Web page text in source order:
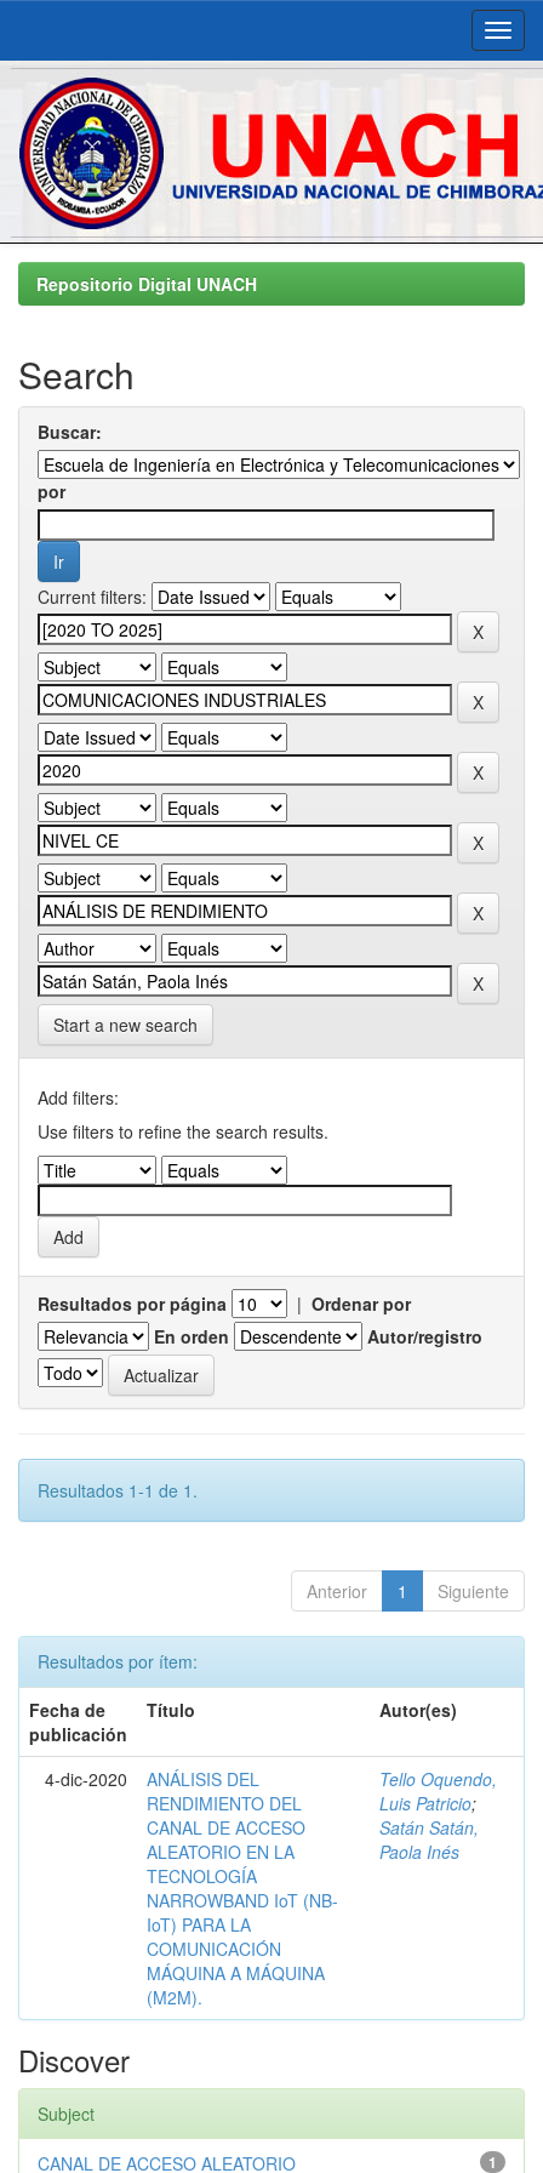
Skip
navigationRepositorio Digital UNACH
Search
Buscar:
por
Current filters:
Start a new search
Add filters:
Use filters to refine the search results.
Resultados por página | Ordenar por
En orden
Autor/registro
Resultados 1-1 de 1.
Anterior 1 Siguiente
Resultados por ítem:
Fecha de
publicación
Título Autor(es)
4-dic-2020
ANÁLISIS DEL
RENDIMIENTO DEL
CANAL DE ACCESO
ALEATORIO EN LA
TECNOLOGÍA
NARROWBAND IoT (NB-
IoT) PARA LA
COMUNICACIÓN
MÁQUINA A MÁQUINA
(M2M).
Tello Oquendo,
Luis Patricio;
Satán Satán,
Paola Inés
Discover
Subject
1
CANAL DE ACCESO ALEATORIO